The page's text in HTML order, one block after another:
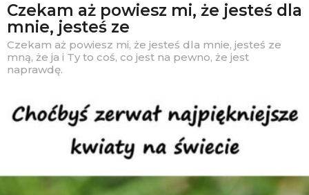
Czekam aż powiesz mi, że jesteś dla
mnie, jesteś ze
Czekam aż powiesz mi, że jesteś dla mnie, jesteś ze
mną, że ja i Ty to coś, co jest na pewno, że jest
naprawdę.